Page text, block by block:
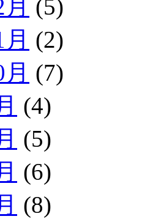
(5)
(2)
(7)
(4)
(5)
(6)
(8)